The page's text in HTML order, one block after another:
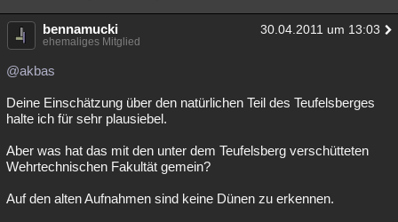
bennamucki 30.04.2011 um 13:03
ehemaliges Mitglied
@akbas
Deine Einschätzung über den natürlichen Teil des Teufelsberges
halte ich für sehr plausiebel.
Aber was hat das mit den unter dem Teufelsberg verschütteten
Wehrtechnischen Fakultät gemein?
Auf den alten Aufnahmen sind keine Dünen zu erkennen.